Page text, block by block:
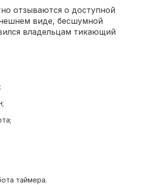
отзываются о доступной
виде, бесшумной
владельцам тикающий
таймера.